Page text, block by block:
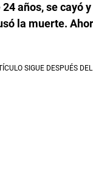
años, se cayó
la muerte.